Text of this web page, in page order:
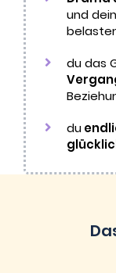
und
du das
du